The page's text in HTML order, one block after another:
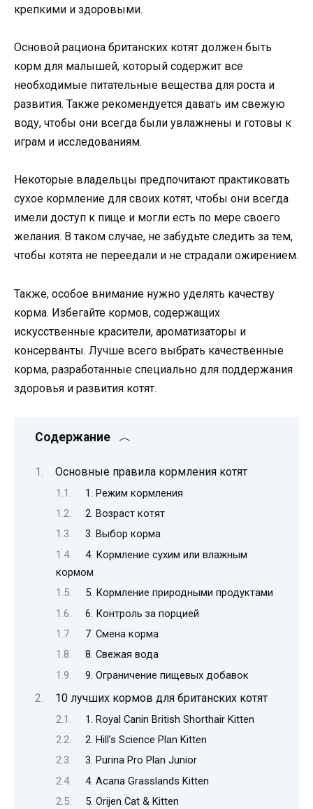
крепкими и здоровыми.
Основой рациона британских котят должен быть
корм для малышей, который содержит все
необходимые питательные вещества для роста и
развития. Также рекомендуется давать им свежую
воду, чтобы они всегда были увлажнены и готовы к
играм и исследованиям.
Некоторые владельцы предпочитают практиковать
сухое кормление для своих котят, чтобы они всегда
имели доступ к пище и могли есть по мере своего
желания. В таком случае, не забудьте следить за тем,
чтобы котята не переедали и не страдали ожирением.
Также, особое внимание нужно уделять качеству
корма. Избегайте кормов, содержащих
искусственные красители, ароматизаторы и
консерванты. Лучше всего выбрать качественные
корма, разработанные специально для поддержания
здоровья и развития котят.
Содержание
Основные правила кормления котят
1. Режим кормления
2. Возраст котят
3. Выбор корма
4. Кормление сухим или влажным
кормом
5. Кормление природными продуктами
6. Контроль за порцией
7. Смена корма
8. Свежая вода
9. Ограничение пищевых добавок
10 лучших кормов для британских котят
1. Royal Canin British Shorthair Kitten
2. Hill’s Science Plan Kitten
3. Purina Pro Plan Junior
4. Acana Grasslands Kitten
5. Orijen Cat & Kitten